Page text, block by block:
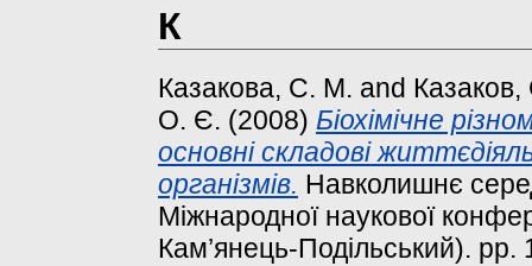
К
Казакова, С. М. and
О. Є. (2008) Біохімічне
основні складові
організмів. Навколишнє
Міжнародної наукової
Кам’янець-Подільський). pp.